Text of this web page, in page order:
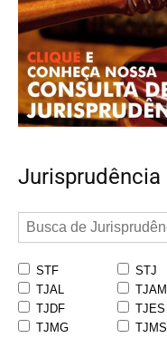
Jurisprudência
STF STJ
TJAL
TJAM
TJDF
TJES
TJMG
TJMS